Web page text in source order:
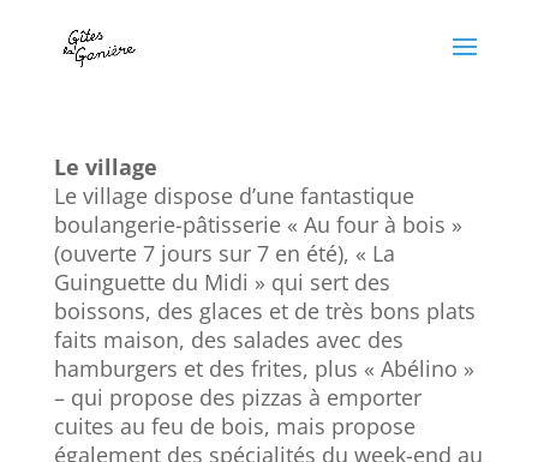
Le village
Le village dispose d’une fantastique
boulangerie-pâtisserie « Au four à bois »
(ouverte 7 jours sur 7 en été), « La
Guinguette du Midi » qui sert des
boissons, des glaces et de très bons plats
faits maison, des salades avec des
hamburgers et des frites, plus « Abélino »
– qui propose des pizzas à emporter
cuites au feu de bois, mais propose
également des spécialités du week-end au